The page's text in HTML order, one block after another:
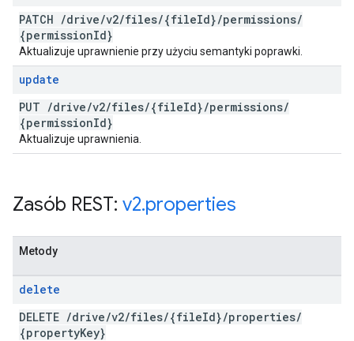
PATCH /drive/v2/files/{fileId}/permissions/
{permissionId}
Aktualizuje uprawnienie przy użyciu semantyki poprawki.
update
PUT /drive/v2/files/{fileId}/permissions/
{permissionId}
Aktualizuje uprawnienia.
Zasób REST: v2.properties
Metody
delete
DELETE /drive/v2/files/{fileId}/properties/
{propertyKey}